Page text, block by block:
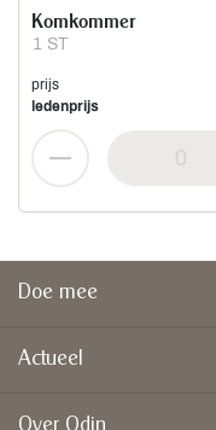
1 ST
Komkommer
prijs
ledenprijs
Doe mee
Actueel
Over Odin